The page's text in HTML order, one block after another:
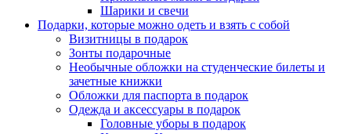
Шарики и свечи
Подарки, которые можно одеть и взять с собой
Визитницы в подарок
Зонты подарочные
Необычные обложки на студенческие билеты и
зачетные книжки
Обложки для паспорта в подарок
Одежда и аксессуары в подарок
Головные уборы в подарок